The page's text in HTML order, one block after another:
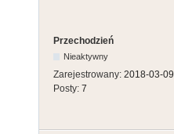
Przechodzień
Nieaktywny
Zarejestrowany: 2018-03-09
Posty: 7